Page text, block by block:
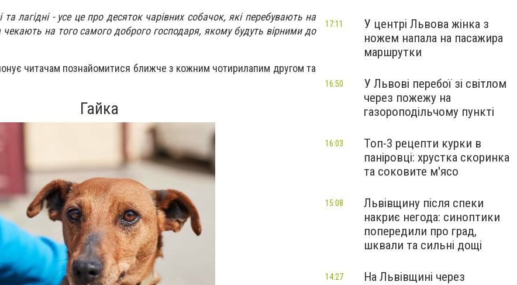
та лагідні - усе це про десяток чарівних собачок, які перебувають на
на того самого доброго господаря, якому будуть вірними до
читачам познайомитися ближче з кожним чотирилапим другом та
Гайка
У центрі Львова жінка з
ножем напала на пасажира
маршрутки
17:11
У Львові перебої зі світлом
через пожежу на
газороподільчому пункті
16:50
Топ-3 рецепти курки в
паніровці: хрустка скоринка
та соковите м'ясо
16:03
Львівщину після спеки
накриє негода: синоптики
попередили про град,
шквали та сильні дощі
15:08
На Львівщині через
14:27